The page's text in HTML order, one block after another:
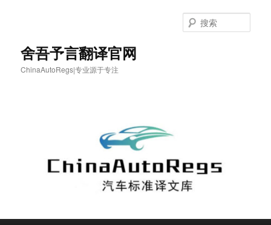
舍吾予言翻译官网
ChinaAutoRegs|专业源于专注
索